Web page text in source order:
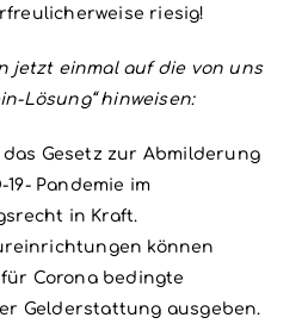
riesig!
jetzt einmal auf die von uns
Lösung“ hinweisen:
das Gesetz zur Abmilderung
Pandemie im
in Kraft.
können
Corona bedingte
Gelderstattung ausgeben.